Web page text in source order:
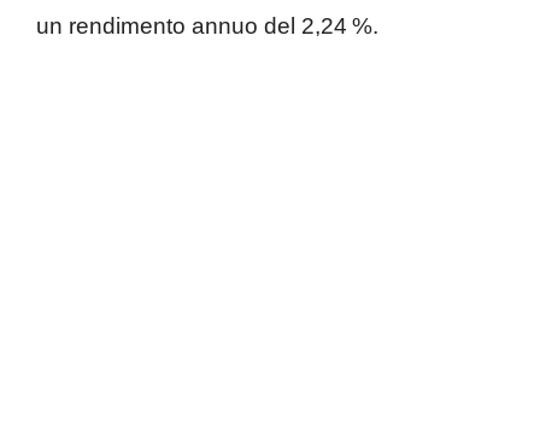
un rendimento annuo del 2,24 %.